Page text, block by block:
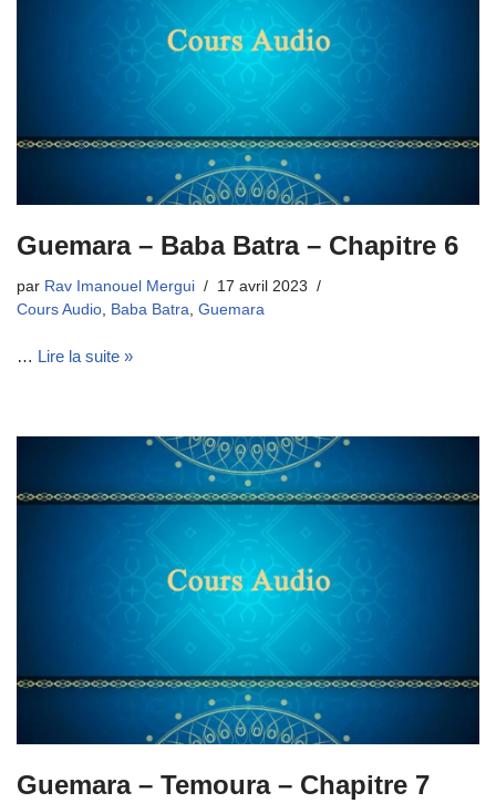
Guemara – Baba Batra – Chapitre 6
par Rav Imanouel Mergui
17 avril 2023
Cours Audio Baba Batra Guemara
… Lire la suite »
Guemara – Temoura – Chapitre 7